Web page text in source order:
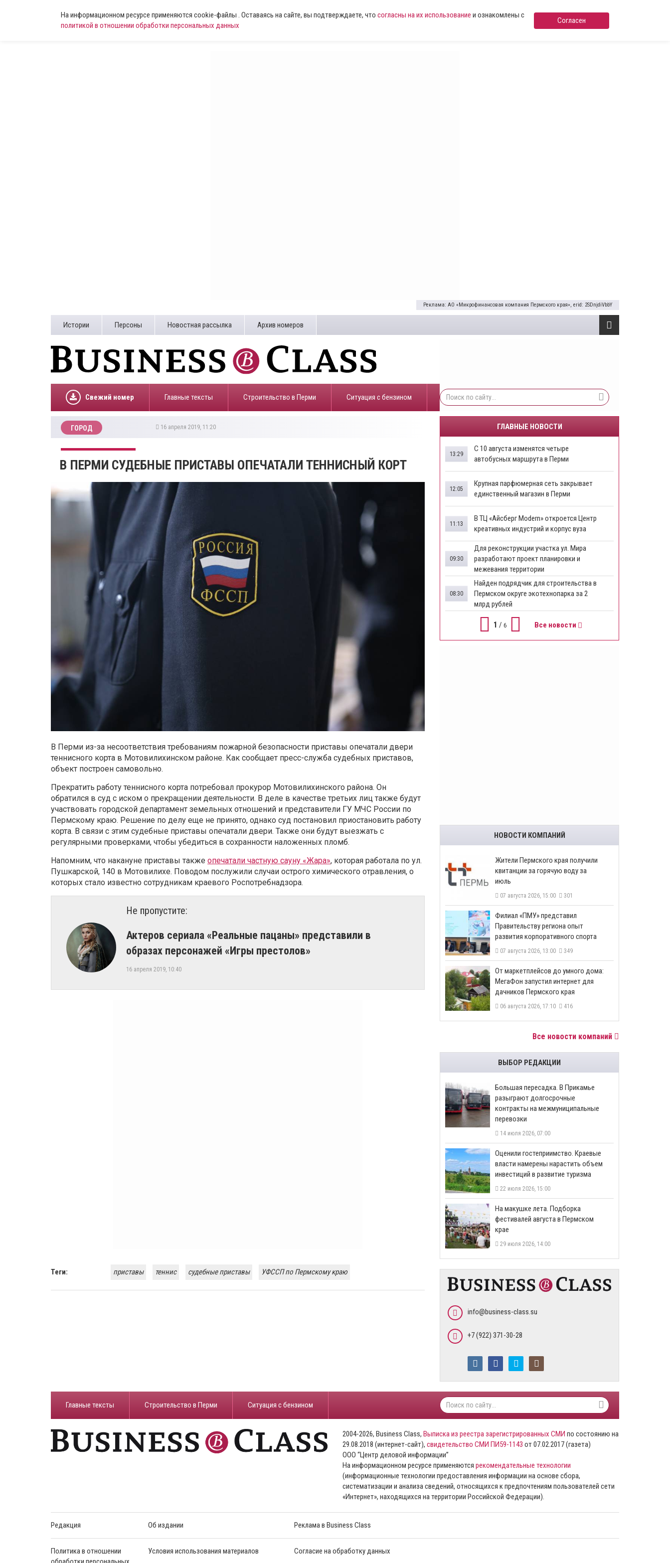
На информационном ресурсе применяются cookie-файлы . Оставаясь на сайте, вы подтверждаете, что согласны на их использование и ознакомлены с
политикой в отношении обработки персональных данных
Согласен
Реклама: АО «Микрофинансовая компания Пермского края», erid: 2SDnjdiVbbY
Истории Персоны Новостная рассылка Архив номеров
Свежий номер Главные тексты Строительство в Перми ​Ситуация с бензином
ГОРОД 16 апреля 2019, 11:20
В ПЕРМИ СУДЕБНЫЕ ПРИСТАВЫ ОПЕЧАТАЛИ ТЕННИСНЫЙ КОРТ
В Перми из-за несоответствия требованиям пожарной безопасности приставы опечатали двери
теннисного корта в Мотовилихинском районе. Как сообщает пресс-служба судебных приставов,
объект построен самовольно.
Прекратить работу теннисного корта потребовал прокурор Мотовилихинского района. Он
обратился в суд с иском о прекращении деятельности. В деле в качестве третьих лиц также будут
участвовать городской департамент земельных отношений и представители ГУ МЧС России по
Пермскому краю. Решение по делу еще не принято, однако суд постановил приостановить работу
корта. В связи с этим судебные приставы опечатали двери. Также они будут выезжать с
регулярными проверками, чтобы убедиться в сохранности наложенных пломб.
Напомним, что накануне приставы также опечатали частную сауну «Жара», которая работала по ул.
Пушкарской, 140 в Мотовилихе. Поводом послужили случаи острого химического отравления, о
которых стало известно сотрудникам краевого Роспотребнадзора.
Не пропустите:
Актеров сериала «Реальные пацаны» представили в
образах персонажей «Игры престолов»
16 апреля 2019, 10:40
Теги: приставы теннис cудебные приставы УФССП по Пермскому краю
ГЛАВНЫЕ НОВОСТИ
​С 10 августа изменятся четыре
автобусных маршрута в Перми
13:29
​Крупная парфюмерная сеть закрывает
единственный магазин в Перми
12:05
​В ТЦ «Айсберг Modern» откроется Центр
креативных индустрий и корпус вуза
11:13
Для реконструкции участка ул. Мира
разработают проект планировки и
межевания территории
09:30
Найден подрядчик для строительства в
Пермском округе экотехнопарка за 2
млрд рублей
08:30
1 / 6 Все новости
НОВОСТИ КОМПАНИЙ
​Жители Пермского края получили
квитанции за горячую воду за
июль
07 августа 2026, 15:00 301
​Филиал «ПМУ» представил
Правительству региона опыт
развития корпоративного спорта
07 августа 2026, 13:00 349
От маркетплейсов до умного дома:
МегаФон запустил интернет для
дачников Пермского края
06 августа 2026, 17:10 416
Все новости компаний
ВЫБОР РЕДАКЦИИ
Большая пересадка. В Прикамье
разыграют долгосрочные
контракты на межмуниципальные
перевозки
14 июля 2026, 07:00
Оценили гостеприимство. Краевые
власти намерены нарастить объем
инвестиций в развитие туризма
22 июля 2026, 15:00
На макушке лета. Подборка
фестивалей августа в Пермском
крае
29 июля 2026, 14:00
info@business-class.su
+7 (922) 371-30-28
Главные тексты Строительство в Перми ​Ситуация с бензином
2004-2026, Business Class, Выписка из реестра зарегистрированных СМИ по состоянию на
29.08.2018 (интернет-сайт), свидетельство СМИ ПИ59-1143 от 07.02.2017 (газета)
ООО “Центр деловой информации”
На информационном ресурсе применяются рекомендательные технологии
(информационные технологии предоставления информации на основе сбора,
систематизации и анализа сведений, относящихся к предпочтениям пользователей сети
«Интернет», находящихся на территории Российской Федерации).
Редакция Об издании Реклама в Business Class
Политика в отношении
Условия использования материалов Согласие на обработку данных